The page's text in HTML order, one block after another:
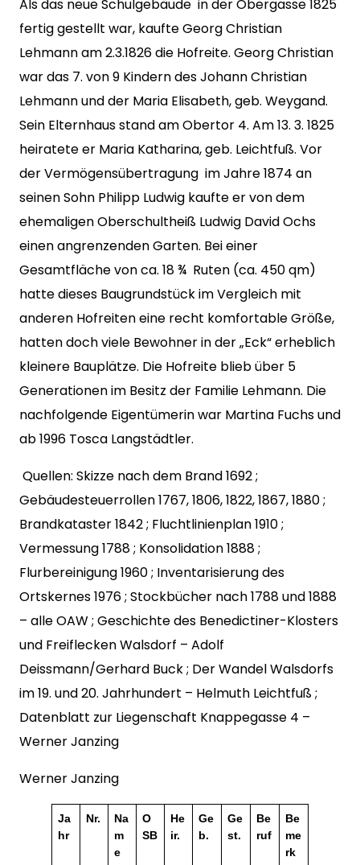
Als das neue Schulgebäude in der Obergasse 1825
fertig gestellt war, kaufte Georg Christian
Lehmann am 2.3.1826 die Hofreite. Georg Christian
war das 7. von 9 Kindern des Johann Christian
Lehmann und der Maria Elisabeth, geb. Weygand.
Sein Elternhaus stand am Obertor 4. Am 13. 3. 1825
heiratete er Maria Katharina, geb. Leichtfuß. Vor
der Vermögensübertragung im Jahre 1874 an
seinen Sohn Philipp Ludwig kaufte er von dem
ehemaligen Oberschultheiß Ludwig David Ochs
einen angrenzenden Garten. Bei einer
Gesamtfläche von ca. 18 ¾ Ruten (ca. 450 qm)
hatte dieses Baugrundstück im Vergleich mit
anderen Hofreiten eine recht komfortable Größe,
hatten doch viele Bewohner in der „Eck“ erheblich
kleinere Bauplätze. Die Hofreite blieb über 5
Generationen im Besitz der Familie Lehmann. Die
nachfolgende Eigentümerin war Martina Fuchs und
ab 1996 Tosca Langstädtler.
Quellen: Skizze nach dem Brand 1692 ;
Gebäudesteuerrollen 1767, 1806, 1822, 1867, 1880 ;
Brandkataster 1842 ; Fluchtlinienplan 1910 ;
Vermessung 1788 ; Konsolidation 1888 ;
Flurbereinigung 1960 ; Inventarisierung des
Ortskernes 1976 ; Stockbücher nach 1788 und 1888
– alle OAW ; Geschichte des Benedictiner-Klosters
und Freiflecken Walsdorf – Adolf
Deissmann/Gerhard Buck ; Der Wandel Walsdorfs
im 19. und 20. Jahrhundert – Helmuth Leichtfuß ;
Datenblatt zur Liegenschaft Knappegasse 4 –
Werner Janzing
Werner Janzing
Ja
hr
Nr.
Na
m
e
O
SB
He
ir.
Ge
b.
Ge
st.
Be
ruf
Be
me
rk